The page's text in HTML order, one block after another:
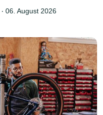
‧ 06. August 2026